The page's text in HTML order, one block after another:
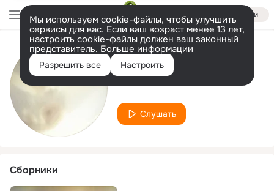
Войти
Мы используем cookie-файлы, чтобы улучшить
сервисы для вас. Если ваш возраст менее 13 лет,
настроить cookie-файлы должен ваш законный
представитель. Больше информации
Разрешить все Настроить
Исполнитель
Words On Water
Слушать
Сборники